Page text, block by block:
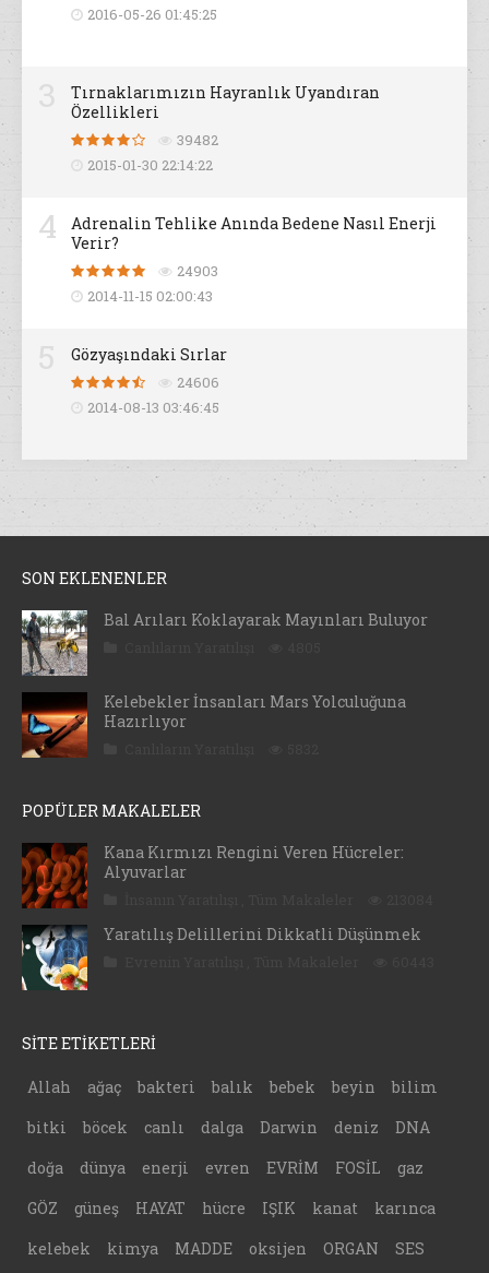
2016-05-26 01:45:25
Tırnaklarımızın Hayranlık Uyandıran
Özellikleri
39482
2015-01-30 22:14:22
4
Adrenalin Tehlike Anında Bedene Nasıl Enerji
Verir?
24903
2014-11-15 02:00:43
Gözyaşındaki Sırlar
24606
2014-08-13 03:46:45
SON EKLENENLER
Bal Arıları Koklayarak Mayınları Buluyor
Kelebekler İnsanları Mars Yolculuğuna
Hazırlıyor
POPÜLER MAKALELER
Kana Kırmızı Rengini Veren Hücreler:
Alyuvarlar
Yaratılış Delillerini Dikkatli Düşünmek
SİTE ETİKETLERİ
Allah ağaç bakteri balık bebek beyin
bilim
bitki
böcek canlı dalga Darwin deniz
DNA
doğa
dünya enerji evren EVRİM FOSİL
gaz
GÖZ
güneş HAYAT hücre IŞIK kanat
karınca
kelebek
kimya MADDE oksijen ORGAN SES